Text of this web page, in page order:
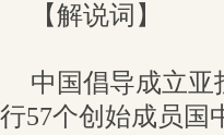
【解说词】
中国倡导成立
行57个创始成员国